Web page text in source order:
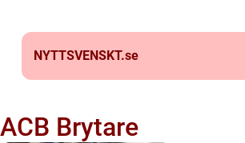
NYTTSVENSKT.se
ACB Brytare